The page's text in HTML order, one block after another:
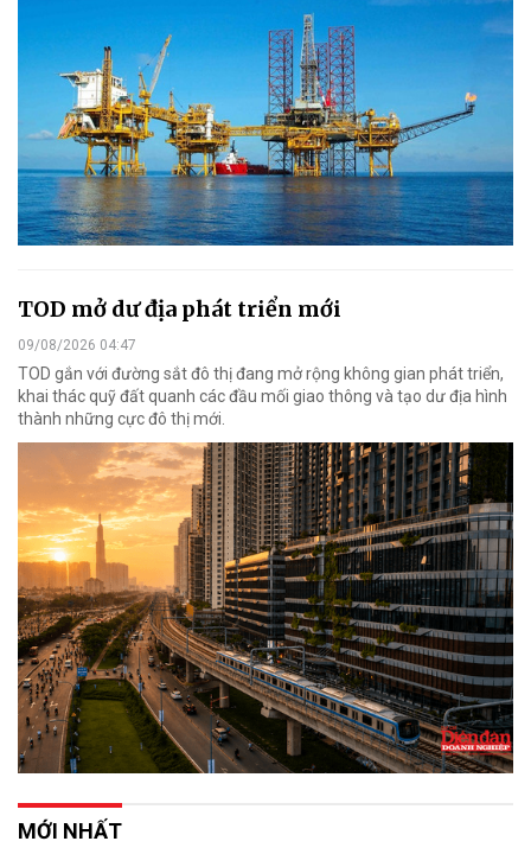
TOD mở dư địa phát triển mới
09/08/2026 04:47
TOD gắn với đường sắt đô thị đang mở rộng không gian phát triển,
khai thác quỹ đất quanh các đầu mối giao thông và tạo dư địa hình
thành những cực đô thị mới.
MỚI NHẤT